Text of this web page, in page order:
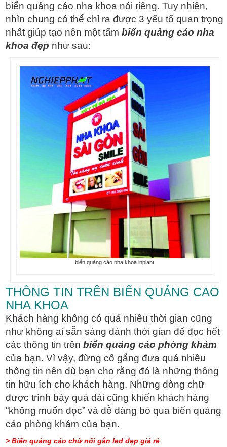
biển quảng cáo nha khoa nói riêng. Tuy nhiên,
nhìn chung có thể chỉ ra được 3 yếu tố quan trọng
nhất giúp tạo nên một tấm biển quảng cáo nha
khoa đẹp như sau:
biển quảng cáo nha khoa inplant
THÔNG TIN TRÊN BIỂN QUẢNG CAO
NHA KHOA
Khách hàng không có quá nhiều thời gian cũng
như không ai sẵn sàng dành thời gian để đọc hết
các thông tin trên biển quảng cáo phòng khám
của bạn. Vì vậy, đừng cố gắng đưa quá nhiều
thông tin nên dù bạn cho rằng đó là những thông
tin hữu ích cho khách hàng. Những dòng chữ
được trình bày quá dài cũng khiến khách hàng
“không muốn đọc” và dễ dàng bỏ qua biển quảng
cáo phòng khám của bạn.
> Biển quảng cáo chữ nổi gắn led đẹp giá rẻ